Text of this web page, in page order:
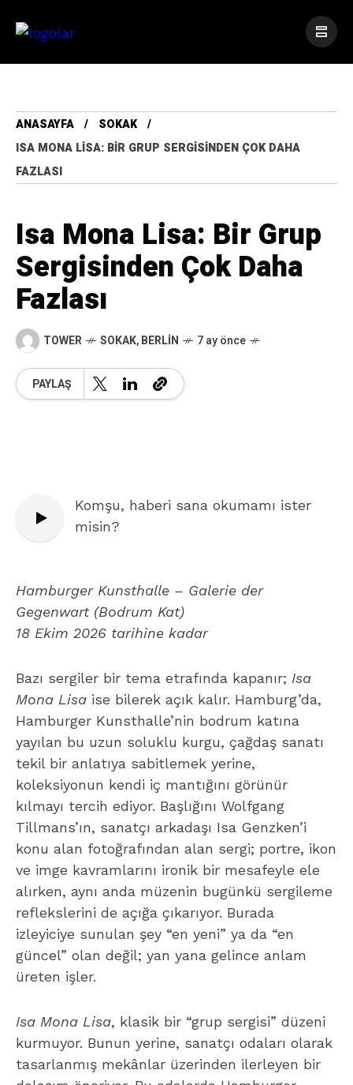
ANASAYFA
SOKAK
ISA MONA LISA: BIR GRUP SERGISINDEN ÇOK DAHA
FAZLASI
Isa Mona Lisa: Bir Grup
Sergisinden Çok Daha
Fazlası
TOWER SOKAK,BERLIN 7 ay önce
PAYLAŞ
Komşu, haberi sana okumamı ister
misin?
Hamburger Kunsthalle – Galerie der
Gegenwart (Bodrum Kat)
18 Ekim 2026 tarihine kadar
Bazı sergiler bir tema etrafında kapanır; Isa
Mona Lisa ise bilerek açık kalır. Hamburg’da,
Hamburger Kunsthalle’nin bodrum katına
yayılan bu uzun soluklu kurgu, çağdaş sanatı
tekil bir anlatıya sabitlemek yerine,
koleksiyonun kendi iç mantığını görünür
kılmayı tercih ediyor. Başlığını Wolfgang
Tillmans’ın, sanatçı arkadaşı Isa Genzken’i
konu alan fotoğrafından alan sergi; portre, ikon
ve imge kavramlarını ironik bir mesafeyle ele
alırken, aynı anda müzenin bugünkü sergileme
reflekslerini de açığa çıkarıyor. Burada
izleyiciye sunulan şey “en yeni” ya da “en
güncel” olan değil; yan yana gelince anlam
üreten işler.
Isa Mona Lisa, klasik bir “grup sergisi” düzeni
kurmuyor. Bunun yerine, sanatçı odaları olarak
tasarlanmış mekânlar üzerinden ilerleyen bir